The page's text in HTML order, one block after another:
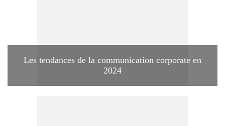
Les tendances de la communication corporate en
2024